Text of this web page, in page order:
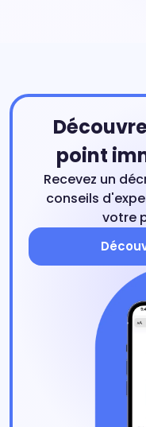
point
Recevez un
conseils
votre